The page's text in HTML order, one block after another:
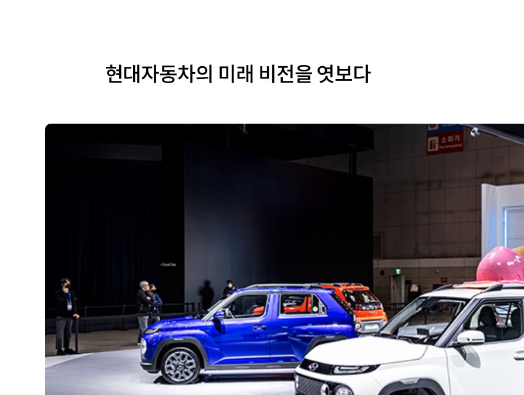
현대자동차의 미래 비전을 엿보다